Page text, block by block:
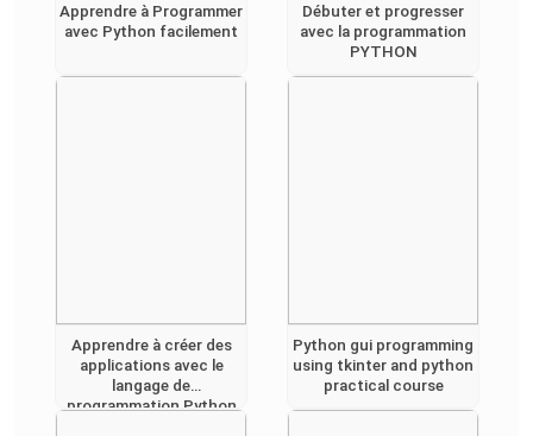
Apprendre à Programmer
avec Python facilement
Débuter et progresser
avec la programmation
PYTHON
Apprendre à créer des
applications avec le
langage de
programmation Python
Python gui programming
using tkinter and python
practical course